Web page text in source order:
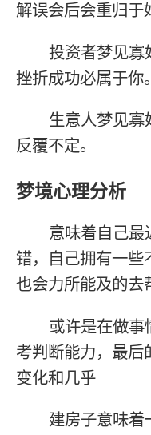
解误会后会重归于
投资者梦见寡
挫折成功必属于你。
生意人梦见寡
反覆不定。
梦境心理分析
意味着自己最
错，自己拥有一些
也会力所能及的去
或许是在做事
考判断能力，最后
变化和几乎
建房子意味着